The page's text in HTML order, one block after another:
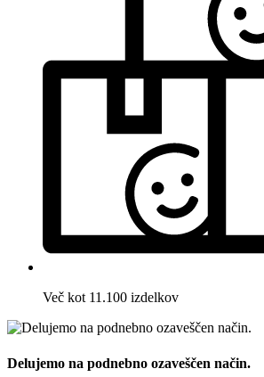
Več kot 11.100 izdelkov
Delujemo na podnebno ozaveščen način.